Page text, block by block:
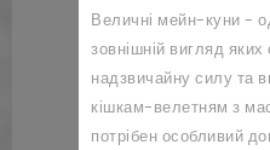
Величні мейн-куни -
зовнішній вигляд яких
надзвичайну силу та
кішкам-велетням з
потрібен особливий